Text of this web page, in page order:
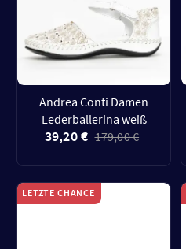
Andrea Conti Damen
Lederballerina weiß
39,20 € 179,00 €
LETZTE CHANCE